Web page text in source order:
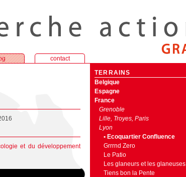
contact
et du développement
TERRAINS
Belgique
Espagne
France
Grenoble
Lille, Troyes, Paris
Lyon
• Ecoquartier Confluence
Grrrnd Zero
Le Patio
Les glaneurs et les glaneuses
Tiens bon la Pente